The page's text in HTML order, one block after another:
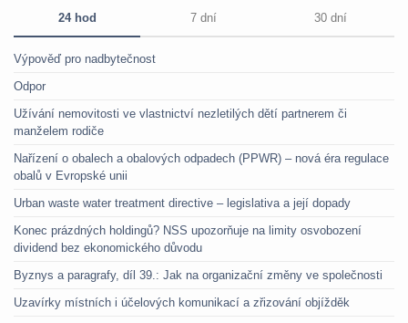
24 hod 7 dní 30 dní
Výpověď pro nadbytečnost
Odpor
Užívání nemovitosti ve vlastnictví nezletilých dětí partnerem či
manželem rodiče
Nařízení o obalech a obalových odpadech (PPWR) – nová éra regulace
obalů v Evropské unii
Urban waste water treatment directive – legislativa a její dopady
Konec prázdných holdingů? NSS upozorňuje na limity osvobození
dividend bez ekonomického důvodu
Byznys a paragrafy, díl 39.: Jak na organizační změny ve společnosti
Uzavírky místních i účelových komunikací a zřizování objížděk